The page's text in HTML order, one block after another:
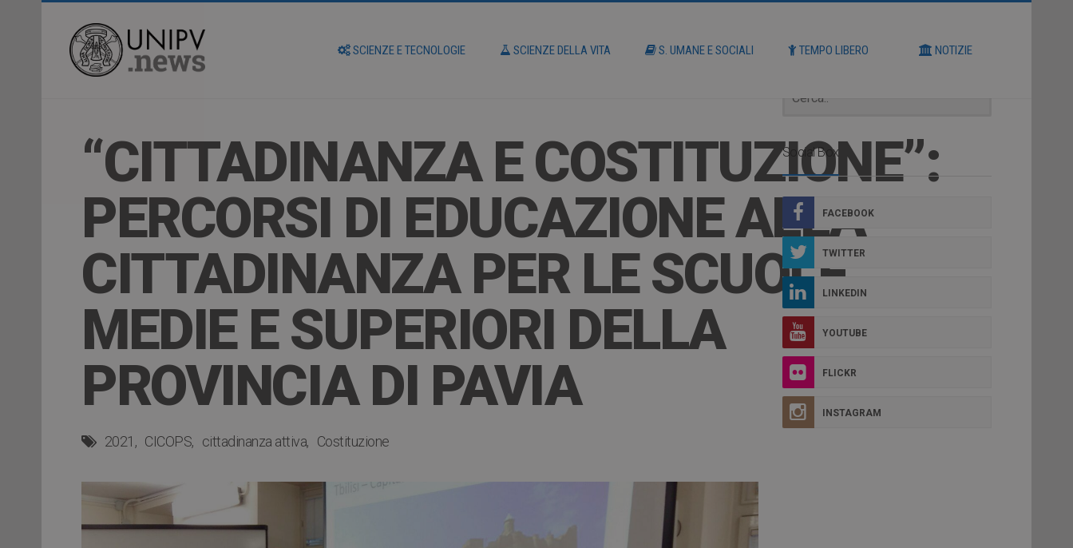
SCIENZE E TECNOLOGIE SCIENZE DELLA VITA S. UMANE E SOCIALI TEMPO LIBERO NOTIZIE
“CITTADINANZA E COSTITUZIONE”:
PERCORSI DI EDUCAZIONE ALLA
CITTADINANZA PER LE SCUOLE
MEDIE E SUPERIORI DELLA
PROVINCIA DI PAVIA
2021 CICOPS cittadinanza attiva Costituzione
Social Box
FACEBOOK
TWITTER
LINKEDIN
YOUTUBE
FLICKR
INSTAGRAM